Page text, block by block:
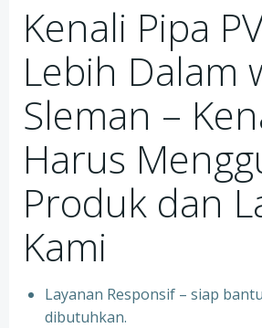
Kenali Pipa
Lebih Dalam
Sleman –
Harus
Produk dan
Kami
Layanan Responsif – siap
dibutuhkan.